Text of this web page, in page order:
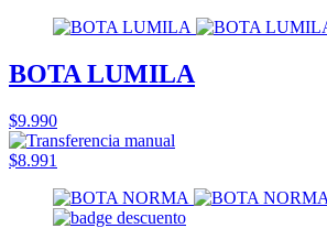
BOTA LUMILA
$9.990
$8.991